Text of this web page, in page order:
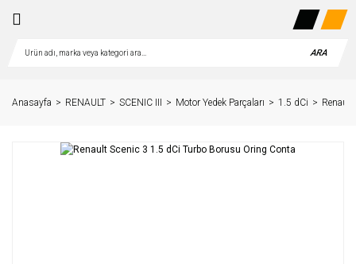
ARA
Anasayfa RENAULT SCENIC III Motor Yedek Parçaları 1.5 dCi